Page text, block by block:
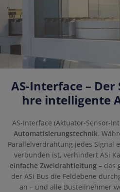
AS-Interface –
hre intelligente
AS-Interface (Aktuator-Sensor-
Automatisierungstechnik.
Parallelverdrahtung jedes Signal
verbunden ist, verhindert ASi
einfache Zweidrahtleitung– das
der ASi Bus die Feldebene
an – und alle Busteilnehmer